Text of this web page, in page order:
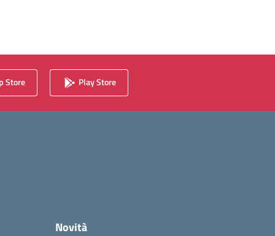
Store Play Store
Novità